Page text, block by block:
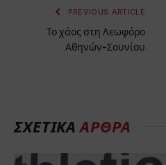
PREVIOUS ARTICLE
Το χάος στη Λεωφόρο
Αθηνών-Σουνίου
ΣΧΕΤΙΚΑΑΡΘΡΑ